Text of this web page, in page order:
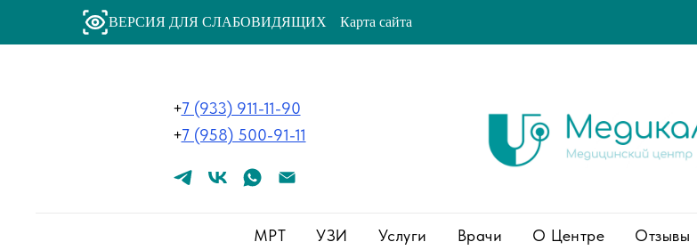
ВЕРСИЯ ДЛЯ СЛАБОВИДЯЩИХ Карта сайта
+7 (933) 911-11-90
+7 (958) 500-91-11
МРТ УЗИ Услуги Врачи О Центре Отзывы